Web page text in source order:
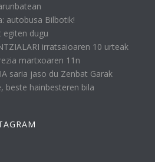
autobusa Bilbotik!
egiten dugu
irratsaioaren 10 urteak
martxoaren 11n
saria jaso du Zenbat Garak
beste hainbesteren bila